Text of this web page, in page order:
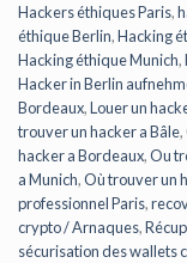
Hackers éthiques Paris,
éthique Berlin,Hacking
Hacking éthique Munich,
Hacker in Berlin
Bordeaux,Louer un
trouver un hacker a Bâle,
hacker a Bordeaux,Ou
a Munich,Où trouver un
professionnel Paris,
crypto / Arnaques,
sécurisation des wallets